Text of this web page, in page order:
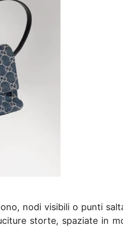
nodi visibili o punti
storte, spaziate in